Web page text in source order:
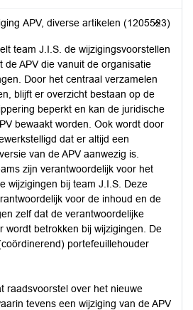
APV, diverse artikelen (1205523)
team J.I.S. de wijzigingsvoorstellen
de APV die vanuit de organisatie
Door het centraal verzamelen
blijft er overzicht bestaan op de
beperkt en kan de juridische
bewaakt worden. Ook wordt door
dat er altijd een
van de APV aanwezig is.
zijn verantwoordelijk voor het
wijzigingen bij team J.I.S. Deze
voor de inhoud en de
zelf dat de verantwoordelijke
wordt betrokken bij wijzigingen. De
portefeuillehouder
raadsvoorstel over het nieuwe
tevens een wijziging van de APV